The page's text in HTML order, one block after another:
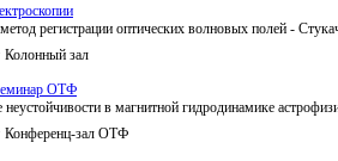
регистрации оптических волновых полей -
Колонный зал
ОТФ
неустойчивости в магнитной гидродинамике
Конференц-зал ОТФ